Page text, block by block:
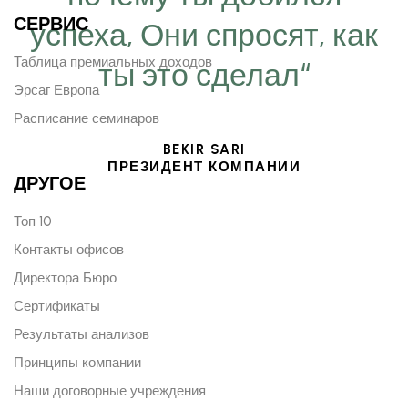
успеха, Они спросят, как
ты это сделал“
BEKIR SARI
ПРЕЗИДЕНТ КОМПАНИИ
СЕРВИС
Таблица премиальных доходов
Эрсаг Европа
Расписание семинаров
ДРУГОЕ
Топ 10
Контакты офисов
Директора Бюро
Сертификаты
Результаты анализов
Принципы компании
Наши договорные учреждения